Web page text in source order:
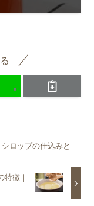
ロップの仕込みと
徴｜